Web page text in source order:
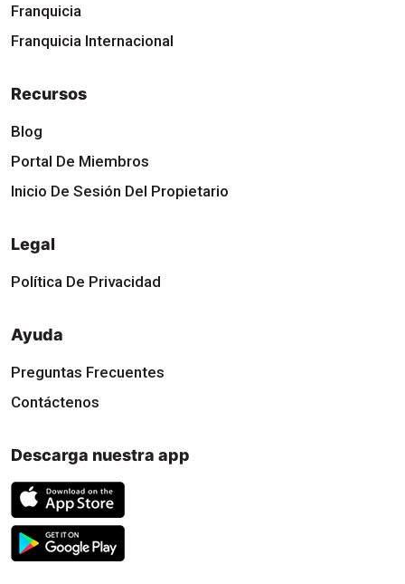
Franquicia
Franquicia Internacional
Recursos
Blog
Portal De Miembros
Inicio De Sesión Del Propietario
Legal
Política De Privacidad
Ayuda
Preguntas Frecuentes
Contáctenos
Descarga nuestra app